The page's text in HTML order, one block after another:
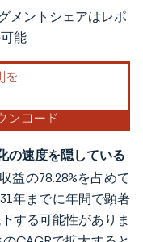
の表示が必要です。
メントシェアはレポ
能
の速度を隠している
益の78.28%を占めて
年までに年間で顕著
する可能性がありま